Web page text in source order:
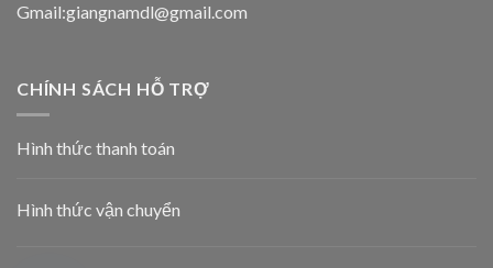
Gmail:giangnamdl@gmail.com
CHÍNH SÁCH HỖ TRỢ
Hình thức thanh toán
Hình thức vận chuyển